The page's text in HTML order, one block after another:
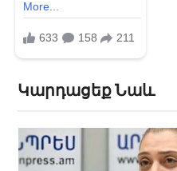
Կարդացեք Նաև